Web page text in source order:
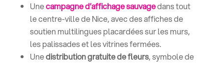
Unecampagne d’affichage sauvagedans tout
le centre-ville de Nice, avec desaffiches de
soutien multilinguesplacardées sur les murs,
les palissades et les vitrines fermées.
Unedistribution gratuite de fleurs, symbole de